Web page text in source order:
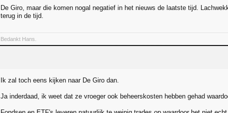
De Giro, maar die komen nogal negatief in het nieuws de laatste tijd.
terug in de tijd.
Bedankt Hans.
Ik zal toch eens kijken naar De Giro dan.
Ja inderdaad, ik weet dat ze vroeger ook beheerskosten hebben gehad